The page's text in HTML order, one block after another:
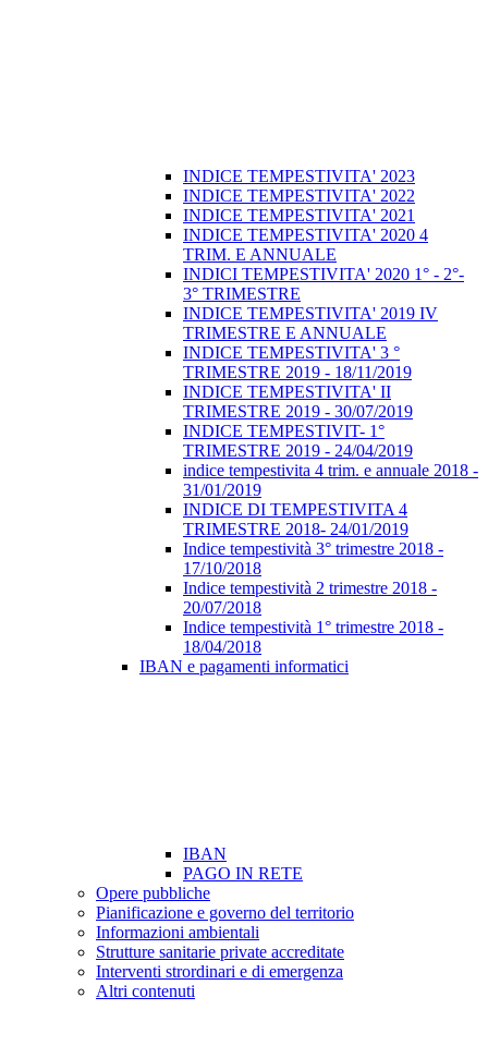
INDICE TEMPESTIVITA' 2023
INDICE TEMPESTIVITA' 2022
INDICE TEMPESTIVITA' 2021
INDICE TEMPESTIVITA' 2020 4
TRIM. E ANNUALE
INDICI TEMPESTIVITA' 2020 1° - 2°-
3° TRIMESTRE
INDICE TEMPESTIVITA' 2019 IV
TRIMESTRE E ANNUALE
INDICE TEMPESTIVITA' 3 °
TRIMESTRE 2019 - 18/11/2019
INDICE TEMPESTIVITA' II
TRIMESTRE 2019 - 30/07/2019
INDICE TEMPESTIVIT- 1°
TRIMESTRE 2019 - 24/04/2019
indice tempestivita 4 trim. e annuale 2018 -
31/01/2019
INDICE DI TEMPESTIVITA 4
TRIMESTRE 2018- 24/01/2019
Indice tempestività 3° trimestre 2018 -
17/10/2018
Indice tempestività 2 trimestre 2018 -
20/07/2018
Indice tempestività 1° trimestre 2018 -
18/04/2018
IBAN e pagamenti informatici
IBAN
PAGO IN RETE
Opere pubbliche
Pianificazione e governo del territorio
Informazioni ambientali
Strutture sanitarie private accreditate
Interventi strordinari e di emergenza
Altri contenuti